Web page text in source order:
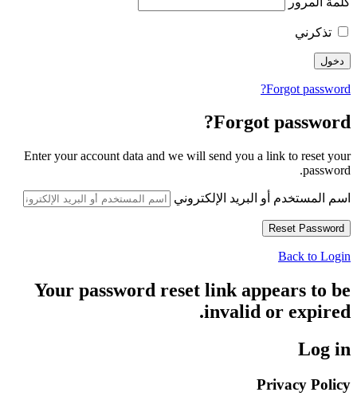
تذكرني
Forgot password?
Forgot password?
Enter your account data and we will send you a link to reset your
password.
اسم المستخدم أو البريد الإلكتروني
Back to Login
Your password reset link appears to be
invalid or expired.
Log in
Privacy Policy